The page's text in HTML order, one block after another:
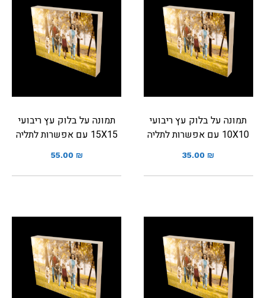
תמונה על בלוק עץ ריבועי
10X10 עם אפשרות לתליה
35.00 ₪
תמונה על בלוק עץ ריבועי
15X15 עם אפשרות לתליה
55.00 ₪